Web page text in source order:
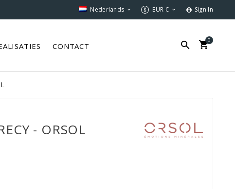
Nederlands  EUR €   Sign In
CONTACT  0
- ORSOL